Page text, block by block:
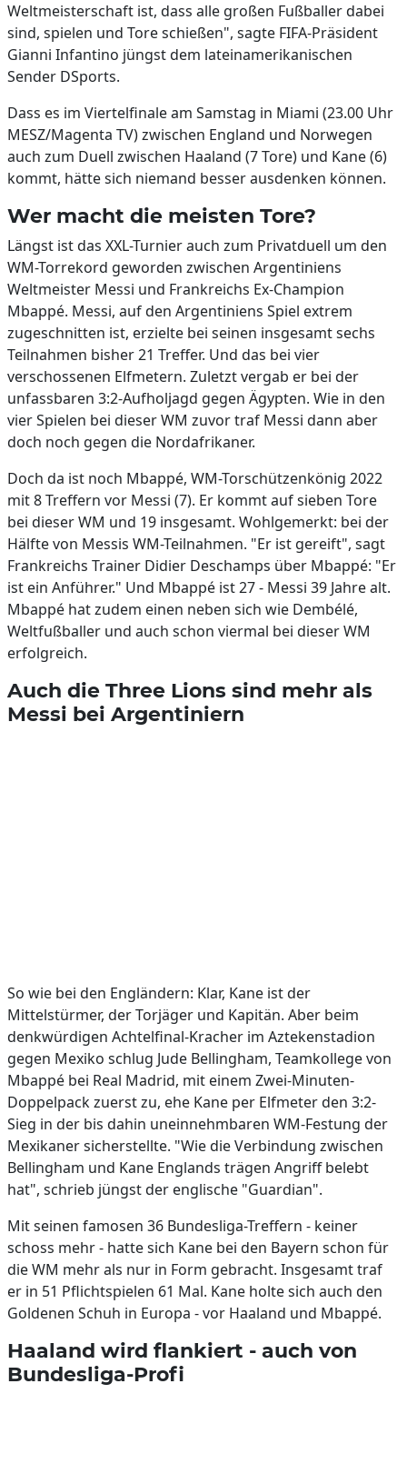
Weltmeisterschaft ist, dass alle großen Fußballer dabei
sind, spielen und Tore schießen", sagte FIFA-Präsident
Gianni Infantino jüngst dem lateinamerikanischen
Sender DSports.
Dass es im Viertelfinale am Samstag in Miami (23.00 Uhr
MESZ/Magenta TV) zwischen England und Norwegen
auch zum Duell zwischen Haaland (7 Tore) und Kane (6)
kommt, hätte sich niemand besser ausdenken können.
Wer macht die meisten Tore?
Längst ist das XXL-Turnier auch zum Privatduell um den
WM-Torrekord geworden zwischen Argentiniens
Weltmeister Messi und Frankreichs Ex-Champion
Mbappé. Messi, auf den Argentiniens Spiel extrem
zugeschnitten ist, erzielte bei seinen insgesamt sechs
Teilnahmen bisher 21 Treffer. Und das bei vier
verschossenen Elfmetern. Zuletzt vergab er bei der
unfassbaren 3:2-Aufholjagd gegen Ägypten. Wie in den
vier Spielen bei dieser WM zuvor traf Messi dann aber
doch noch gegen die Nordafrikaner.
Doch da ist noch Mbappé, WM-Torschützenkönig 2022
mit 8 Treffern vor Messi (7). Er kommt auf sieben Tore
bei dieser WM und 19 insgesamt. Wohlgemerkt: bei der
Hälfte von Messis WM-Teilnahmen. "Er ist gereift", sagt
Frankreichs Trainer Didier Deschamps über Mbappé: "Er
ist ein Anführer." Und Mbappé ist 27 - Messi 39 Jahre alt.
Mbappé hat zudem einen neben sich wie Dembélé,
Weltfußballer und auch schon viermal bei dieser WM
erfolgreich.
Auch die Three Lions sind mehr als
Messi bei Argentiniern
So wie bei den Engländern: Klar, Kane ist der
Mittelstürmer, der Torjäger und Kapitän. Aber beim
denkwürdigen Achtelfinal-Kracher im Aztekenstadion
gegen Mexiko schlug Jude Bellingham, Teamkollege von
Mbappé bei Real Madrid, mit einem Zwei-Minuten-
Doppelpack zuerst zu, ehe Kane per Elfmeter den 3:2-
Sieg in der bis dahin uneinnehmbaren WM-Festung der
Mexikaner sicherstellte. "Wie die Verbindung zwischen
Bellingham und Kane Englands trägen Angriff belebt
hat", schrieb jüngst der englische "Guardian".
Mit seinen famosen 36 Bundesliga-Treffern - keiner
schoss mehr - hatte sich Kane bei den Bayern schon für
die WM mehr als nur in Form gebracht. Insgesamt traf
er in 51 Pflichtspielen 61 Mal. Kane holte sich auch den
Goldenen Schuh in Europa - vor Haaland und Mbappé.
Haaland wird flankiert - auch von
Bundesliga-Profi